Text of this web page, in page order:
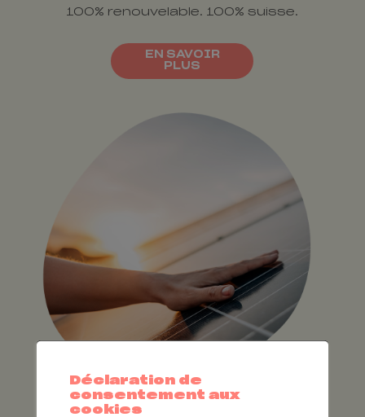
100% renouvelable. 100% suisse.
EN SAVOIR
PLUS
Déclaration de
consentement aux
cookies